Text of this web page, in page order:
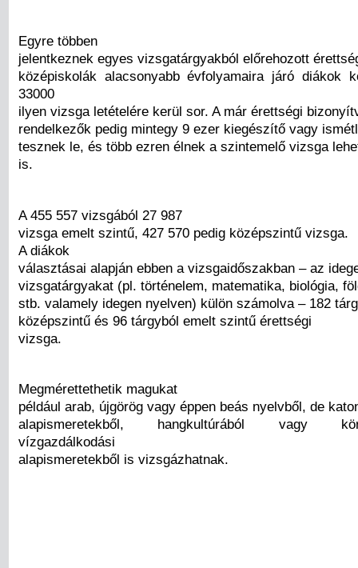
Egyre többen
jelentkeznek egyes vizsgatárgyakból előrehozott
középiskolák alacsonyabb évfolyamaira járó diákok
33000
ilyen vizsga letételére kerül sor. A már érettségi
rendelkezők pedig mintegy 9 ezer kiegészítő vagy
tesznek le, és több ezren élnek a szintemelő vizsga
is.
A 455 557 vizsgából 27 987
vizsga emelt szintű, 427 570 pedig középszintű vizsga.
A diákok
választásai alapján ebben a vizsgaidőszakban – az
vizsgatárgyakat (pl. történelem, matematika, biológia,
stb. valamely idegen nyelven) külön számolva – 182
középszintű és 96 tárgyból emelt szintű érettségi
vizsga.
Megmérettethetik magukat
például arab, újgörög vagy éppen beás nyelvből, de
alapismeretekből, hangkultúrából vagy
vízgazdálkodási
alapismeretekből is vizsgázhatnak.